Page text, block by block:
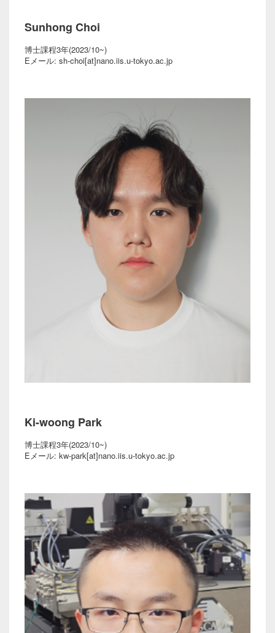
Sunhong Choi
博士課程3年(2023/10~)
Eメール: sh-choi[at]nano.iis.u-tokyo.ac.jp
Ki-woong Park
博士課程3年(2023/10~)
Eメール: kw-park[at]nano.iis.u-tokyo.ac.jp